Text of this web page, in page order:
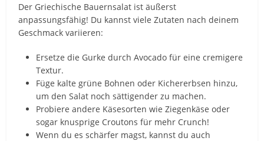
Der Griechische Bauernsalat ist äußerst
anpassungsfähig! Du kannst viele Zutaten nach deinem
Geschmack variieren:
Ersetze die Gurke durch Avocado für eine cremigere
Textur.
Füge kalte grüne Bohnen oder Kichererbsen hinzu,
um den Salat noch sättigender zu machen.
Probiere andere Käsesorten wie Ziegenkäse oder
sogar knusprige Croutons für mehr Crunch!
Wenn du es schärfer magst, kannst du auch